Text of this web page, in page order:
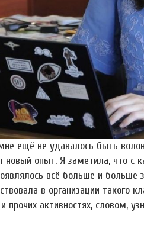
ещё не удавалось быть
новый опыт. Я заметила, что с
всё больше и больше
в организации такого
прочих активностях, словом,